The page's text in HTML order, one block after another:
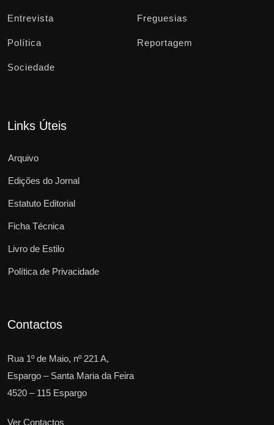
Entrevista Freguesias
Política Reportagem
Sociedade
Links Úteis
Arquivo
Edições do Jornal
Estatuto Editorial
Ficha Técnica
Livro de Estilo
Política de Privacidade
Contactos
Rua 1º de Maio, nº 221 A,
Espargo – Santa Maria da Feira
4520 – 115 Espargo
Ver Contactos